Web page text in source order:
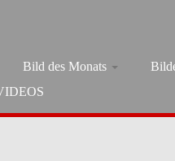
Bild des Monats